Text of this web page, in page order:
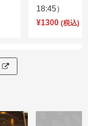
18:45）
¥1300 (税込)